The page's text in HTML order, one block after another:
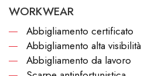
WORKWEAR
Abbigliamento certificato
Abbigliamento alta visibilità
Abbigliamento da lavoro